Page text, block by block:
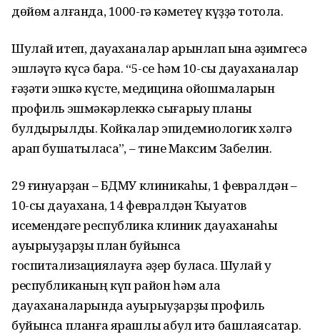
дөйөм алғанда, 1000-гә кәметеү күҙҙә тотола.
Шулай итеп, дауаханалар аҡрынлап ҡына ҡәҙимгесә
эшләүгә күсә бара. “5-се һәм 10-сы дауаханалар
ғәҙәти эшкә күсте, медицина ойошмаларын
профиль эшмәкәрлеккә сығарыу планы
булдырылды. Койкалар эпидемиологик хәлгә
ҡарап бушатыласаҡ”, – тине Максим Забелин.
29 ғинуарҙан – БДМУ клиникаһы, 1 февралдән –
10-сы дауахана, 14 февралдән Ҡыуатов
исемендәге республика клиник дауаханаһы
ауырыуҙарҙы план буйынса
госпитализациялауға әҙер буласаҡ. Шулай уҡ
республиканың күп район һәм ҡала
дауаханаларында ауырыуҙарҙы профиль
буйынса планға ярашлы ҡабул итә башлаясаҡтар.